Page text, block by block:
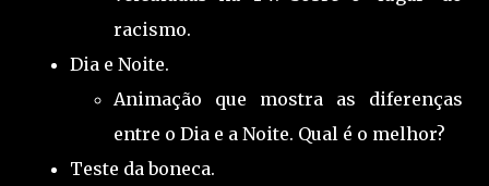
racismo.
Dia e Noite.
Animação que mostra as diferenças
entre o Dia e a Noite. Qual é o melhor?
Teste da boneca.